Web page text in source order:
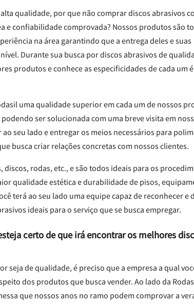
qualidade, por que não comprar discos abrasivos
e confiabilidade comprovada? Nossos produtos são
na área garantindo que a entrega deles e suas
Durante sua busca por discos abrasivos de
produtos e conhece as especificidades de cada um
uma qualidade superior em cada um de nossos
ser solucionada com uma breve visita em
seu lado e entregar os meios necessários para
busca criar relações concretas com nossos clientes.
rodas, etc., e são todos ideais para os
qualidade estética e durabilidade de pisos,
terá ao seu lado uma equipe capaz de reconhecer e
ideais para o serviço que se busca empregar.
certo de que irá encontrar os melhores
seja de qualidade, é preciso que a empresa a qual
dos produtos que busca vender. Ao lado da
que nossos anos no ramo podem comprovar a